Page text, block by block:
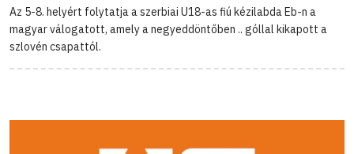
Az 5-8. helyért folytatja a szerbiai U18-as fiú kézilabda Eb-n a
magyar válogatott, amely a negyeddöntőben .. góllal kikapott a
szlovén csapattól.